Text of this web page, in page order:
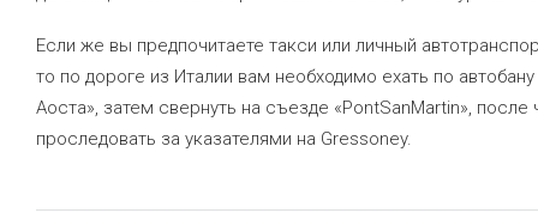
Если же вы предпочитаете такси или личный
то по дороге из Италии вам необходимо ехать по автобану
Аоста», затем свернуть на съезде «PontSanMartin», после
проследовать за указателями на Gressoney.